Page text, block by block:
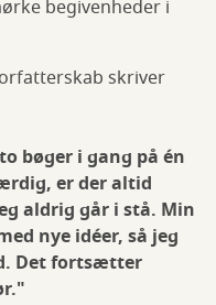
begivenheder i
skriver
bøger i gang på én
er der altid
aldrig går i stå. Min
nye idéer, så jeg
Det fortsætter